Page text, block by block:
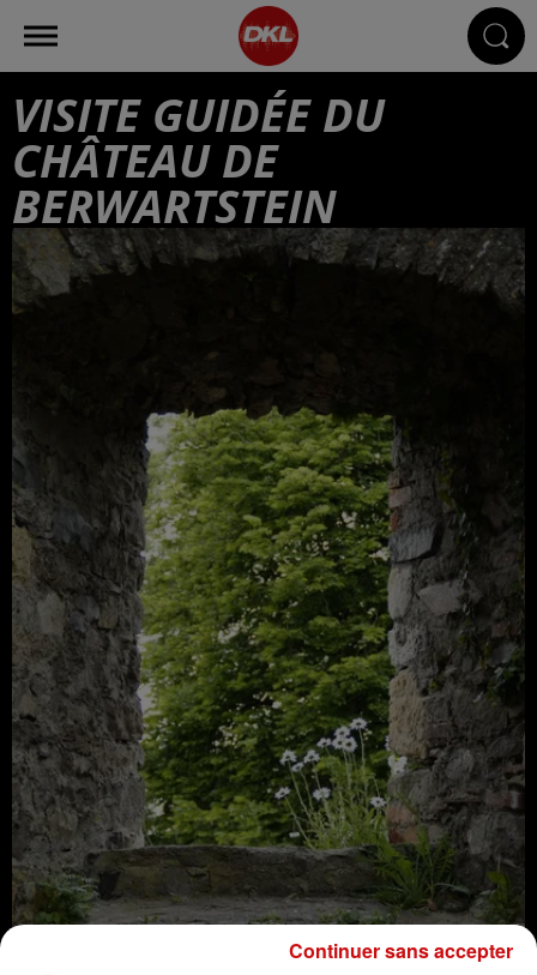
VISITE GUIDÉE DU
CHÂTEAU DE
BERWARTSTEIN
Continuer sans accepter